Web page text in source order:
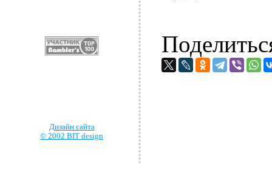
Дизайн сайта
© 2002 BIT design